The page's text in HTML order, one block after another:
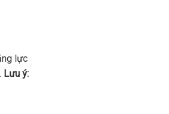
lực
Lưu ý: